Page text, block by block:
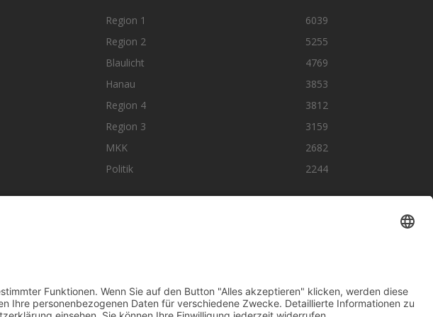
Region 1
6039
Region 2
5255
Blaulicht
4769
Hanau
3853
Region 4
3812
Region 3
3159
MKK
2682
Politik
2244
Folge uns auf SocialMedia